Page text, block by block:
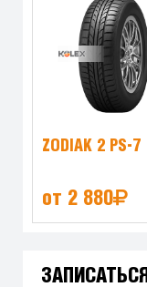
ZODIAK 2 PS-7
от 2 880
ЗАПИСАТЬСЯ